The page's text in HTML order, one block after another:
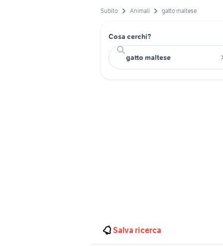
Subito Animali gatto maltese
Cosa cerchi?
Salva ricerca